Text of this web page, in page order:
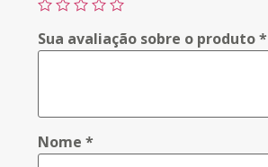
Sua avaliação sobre o produto*
Nome*